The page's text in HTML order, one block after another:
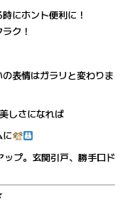
にホント便利に！
ク！
表情はガラリと変わりま
しさになれば
プ。玄関引戸、勝手口ド